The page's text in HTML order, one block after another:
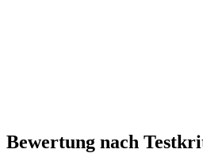
Bewertung nach